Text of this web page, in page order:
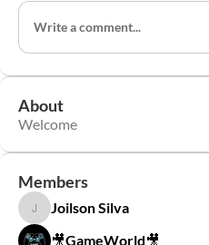
Write a comment...
About
Welcome
Members
Joilson Silva
Joilson Silva
🎥GameWorld🎥